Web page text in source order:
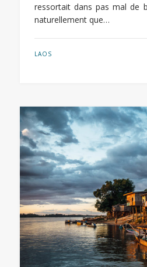
ressortait dans pas mal de
naturellement que…
LAOS